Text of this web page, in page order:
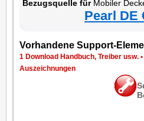
Bezugsquelle fürMobiler
Pearl DE
Vorhandene Support-
1 Download Handbuch, Treiber usw. •
Auszeichnungen